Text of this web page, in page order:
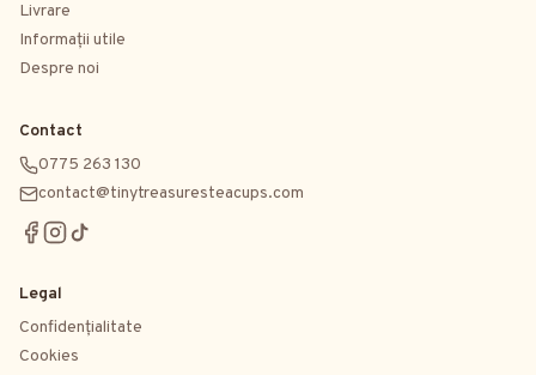
Livrare
Informații utile
Despre noi
Contact
0775 263 130
contact@tinytreasuresteacups.com
Legal
Confidențialitate
Cookies